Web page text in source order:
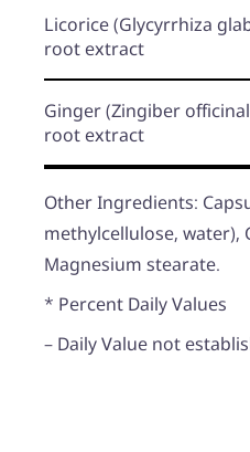
Licorice(Glycyrrhiza
root extract
Ginger(Zingiber
root extract
Other Ingredients:
methylcellulose, water),
Magnesium stearate.
* Percent Daily Values
– Daily Value not